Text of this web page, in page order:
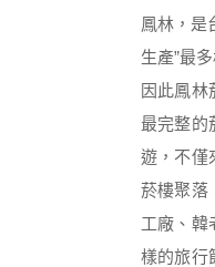
鳳林，是
生產”最
因此鳳林
最完整的
遊，不僅
菸樓聚落
工廠、韓
樣的旅行